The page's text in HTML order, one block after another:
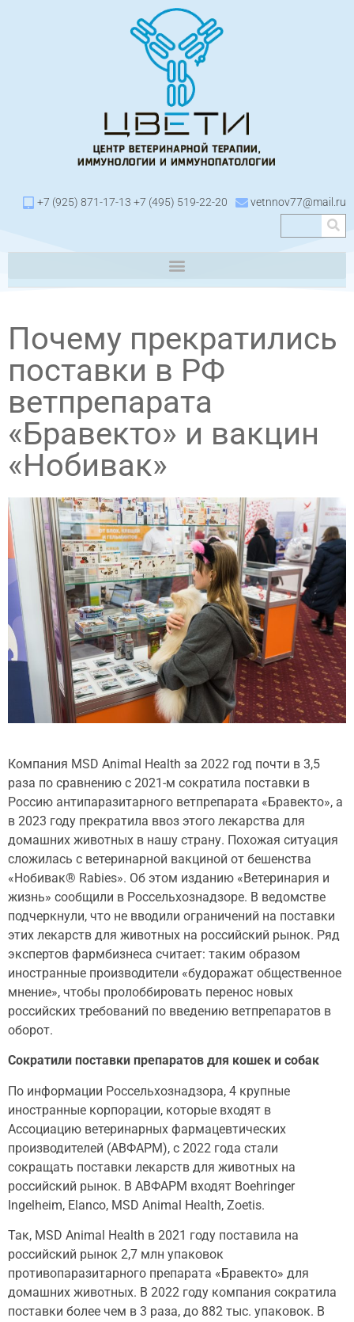
+7 (925) 871-17-13 +7 (495) 519-22-20 vetnnov77@mail.ru
Почему прекратились
поставки в РФ
ветпрепарата
«Бравекто» и вакцин
«Нобивак»
Компания MSD Animal Health за 2022 год почти в 3,5
раза по сравнению с 2021-м сократила поставки в
Россию антипаразитарного ветпрепарата «Бравекто», а
в 2023 году прекратила ввоз этого лекарства для
домашних животных в нашу страну. Похожая ситуация
сложилась с ветеринарной вакциной от бешенства
«Нобивак® Rabies». Об этом изданию «Ветеринария и
жизнь» сообщили в Россельхознадзоре. В ведомстве
подчеркнули, что не вводили ограничений на поставки
этих лекарств для животных на российский рынок. Ряд
экспертов фармбизнеса считает: таким образом
иностранные производители «будоражат общественное
мнение», чтобы пролоббировать перенос новых
российских требований по введению ветпрепаратов в
оборот.
Сократили поставки препаратов для кошек и собак
По информации Россельхознадзора, 4 крупные
иностранные корпорации, которые входят в
Ассоциацию ветеринарных фармацевтических
производителей (АВФАРМ), с 2022 года стали
сокращать поставки лекарств для животных на
российский рынок. В АВФАРМ входят Boehringer
Ingelheim, Elanco, MSD Animal Health, Zoetis.
Так, MSD Animal Health в 2021 году поставила на
российский рынок 2,7 млн упаковок
противопаразитарного препарата «Бравекто» для
домашних животных. В 2022 году компания сократила
поставки более чем в 3 раза, до 882 тыс. упаковок. В